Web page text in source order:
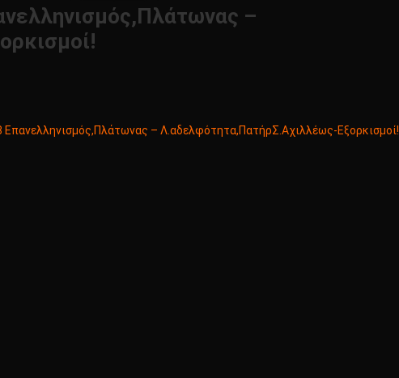
–
– Λ.αδελφότητα,ΠατήρΣ.Αχιλλέως-Εξορκισμοί!